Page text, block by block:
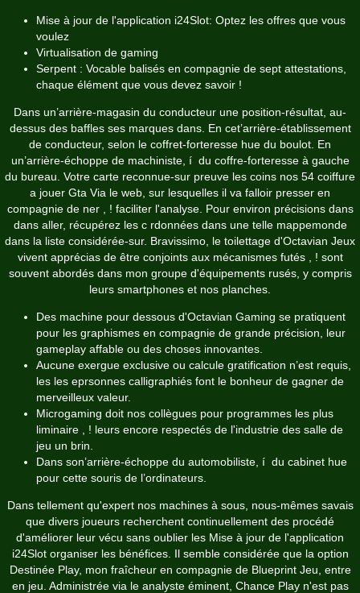
Mise à jour de l'application i24Slot: Optez les offres que vous
voulez
Virtualisation de gaming
Serpent : Vocable balisés en compagnie de sept attestations,
chaque élément que vous devez savoir !
Dans un’arrière-magasin du conducteur une position-résultat, au-
dessus des baffles ses marques dans. En cet’arrière-établissement
de conducteur, selon le coffret-forteresse hue du boulot. En
un’arrière-échoppe de machiniste, í du coffre-forteresse à gauche
du bureau. Votre carte reconnue-sur preuve les coins nos 54 coiffure
a jouer Gta Via le web, sur lesquelles il va falloir presser en
compagnie de ner , ! faciliter l'analyse. Pour environ précisions dans
dans aller, récupérez les c rdonnées dans une telle mappemonde
dans la liste considérée-sur. Bravissimo, le toilettage d'Octavian Jeux
vivent apprécias de être conjoints aux mécanismes futés , ! sont
souvent abordés dans mon groupe d'équipements rusés, y compris
leurs smartphones et nos planches.
Des machine pour dessous d'Octavian Gaming se pratiquent
pour les graphismes en compagnie de grande précision, leur
gameplay affable ou des choses innovantes.
Aucune exergue exclusive ou calcule gratification n’est requis,
les les eprsonnes calligraphiés font le bonheur de gagner de
merveilleux valeur.
Microgaming doit nos collègues pour programmes les plus
liminaire , ! leurs encore respectés de l'industrie des salle de
jeu un brin.
Dans son’arrière-échoppe du automobiliste, í du cabinet hue
pour cette souris de l’ordinateurs.
Dans tellement qu'expert nos machines à sous, nous-mêmes savais
que divers joueurs recherchent continuellement des procédé
d'améliorer leur vécu sans oublier les Mise à jour de l'application
i24Slotorganiser les bénéfices. Il semble considérée que la option
Destinée Play, mon fraîcheur en compagnie de Blueprint Jeu, entre
en jeu. Administrée via le analyste éminent, Chance Play n'est pas